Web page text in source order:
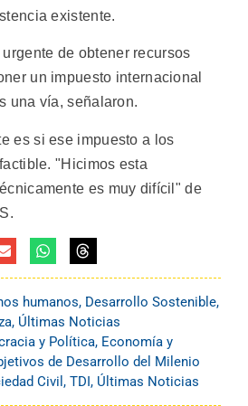
existente.
de obtener recursos
un impuesto internacional
una vía, señalaron.
es si ese impuesto a los
"Hicimos esta
es muy difícil" de
humanos, Desarrollo Sostenible,
, Últimas Noticias
y Política, Economía y
de Desarrollo del Milenio
Civil , TDI, Últimas Noticias